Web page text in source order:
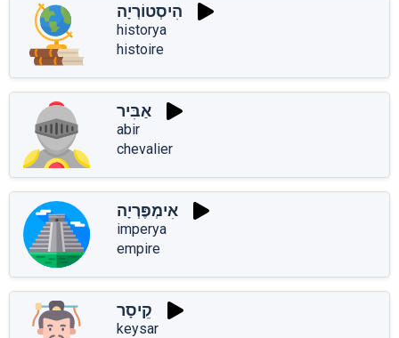
הִיסְטוֹרְיָה
historya
histoire
אַבִּיר
abir
chevalier
אִימְפֶּרְיָה
imperya
empire
קֵיסָר
keysar